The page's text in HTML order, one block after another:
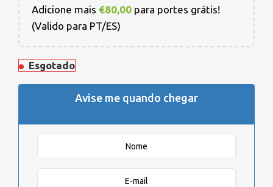
Adicione mais €80,00 para portes grátis!
(Valido para PT/ES)
Esgotado
Avise me quando chegar